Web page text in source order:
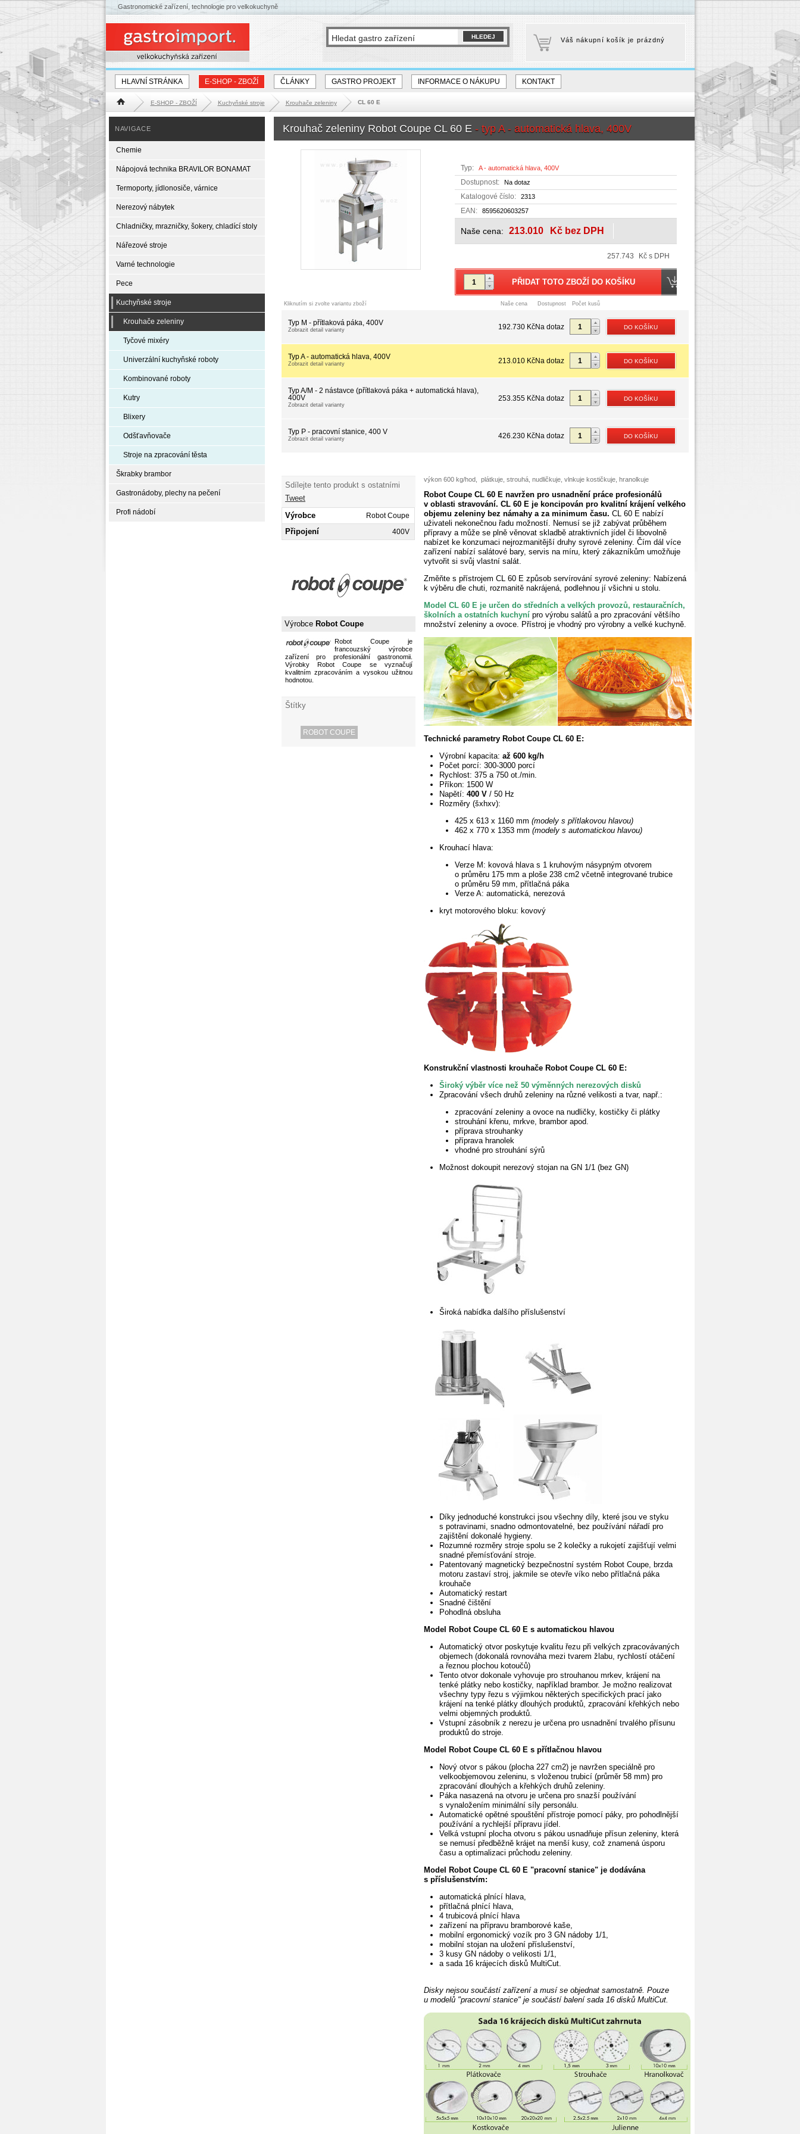
HLAVNÍ STRÁNKA E-SHOP - ZBOŽÍ ČLÁNKY GASTRO PROJEKT INFORMACE O NÁKUPU KONTAKT
Hlavní stránka E-SHOP - ZBOŽÍ Kuchyňské stroje Krouhače zeleniny CL 60 E
Krouhač zeleniny Robot Coupe CL 60 E - typ A - automatická hlava, 400V
Typ: A - automatická hlava, 400V
Dostupnost: Na dotaz
Katalogové číslo: 2313
EAN: 8595620603257
Naše cena: 213.010 Kč bez DPH
257.743 Kč s DPH
Kliknutím si zvolte variantu zboží Naše cena Dostupnost Počet kusů
Typ M - přítlaková páka, 400V
Zobrazit detail varianty 192.730 KčNa dotaz
Typ A - automatická hlava, 400V
Zobrazit detail varianty 213.010 KčNa dotaz
Typ A/M - 2 nástavce (přítlaková páka + automatická hlava),
400V
Zobrazit detail varianty
253.355 KčNa dotaz
Typ P - pracovní stanice, 400 V
Zobrazit detail varianty 426.230 KčNa dotaz
Sdílejte tento produkt s ostatními
Tweet
Výrobce
Robot Coupe
Připojení 400V
Výrobce Robot Coupe
Robot Coupe je
francouzský výrobce
zařízení pro profesionální gastronomii.
Výrobky Robot Coupe se vyznačují
kvalitním zpracováním a vysokou užitnou
hodnotou.
Štítky
ROBOT COUPE
výkon 600 kg/hod, plátkuje, strouhá, nudličkuje, vlnkuje kostičkuje, hranolkuje
Robot Coupe CL 60 E navržen pro usnadnění práce profesionálů
v oblasti stravování. CL 60 E je koncipován pro kvalitní krájenívelkého
objemu zeleniny bez námahy a za minimum času. CL 60 E nabízí
uživateli nekonečnou řadu možností. Nemusí se již zabývat průběhem
přípravy a můžese plně věnovat skladbě atraktivních jídel či libovolně
nabízet ke konzumaci nejrozmanitější druhy syrové zeleniny. Čím dál více
zařízení nabízí salátové bary, servis na míru, který zákazníkům umožňuje
vytvořit si svůj vlastní salát.
Změňte s přístrojem CL 60 E způsob servírovánísyrové zeleniny: Nabízená
k výběru dle chuti, rozmanitě nakrájená, podlehnou jí všichni u stolu.
Model CL 60 E je určen do středních a velkých provozů, restauračních,
školních a ostatníchkuchynípro výrobu salátů a pro zpracování většího
množství zeleniny a ovoce. Přístroj je vhodný pro výrobny a velké kuchyně.
Technické parametry Robot Coupe CL 60 E:
Výrobní kapacita: až 600 kg/h
Počet porcí: 300-3000 porcí
Rychlost: 375 a 750 ot./min.
Příkon: 1500 W
Napětí: 400 V/ 50 Hz
Rozměry (šxhxv):
425 x 613 x 1160 mm (modely s přítlakovou hlavou)
462x 770 x 1353 mm (modely s automatickou hlavou)
Krouhací hlava:
Verze M: kovová hlava s 1 kruhovým násypným otvorem
o průměru 175 mm a ploše 238 cm2 včetně integrované trubice
o průměru 59 mm, přítlačná páka
Verze A: automatická, nerezová
kryt motorového bloku: kovový
Konstrukční vlastnosti krouhače Robot Coupe CL 60 E:
Široký výběr více než 50 výměnnýchnerezových disků
Zpracování všech druhů zeleniny na různé velikosti a tvar, např.:
zpracování zeleniny a ovoce na nudličky, kostičky či plátky
strouhání křenu, mrkve, brambor apod.
přípravastrouhanky
příprava hranolek
vhodné pro strouhání sýrů
Možnost dokoupit nerezový stojan na GN 1/1 (bez GN)
Široká nabídka dalšího příslušenství
Díky jednoduché konstrukci jsou všechny díly, které jsou ve styku
s potravinami, snadno odmontovatelné, bez používání nářadí pro
zajištění dokonalé hygieny.
Rozumnérozměry stroje spolu se 2 kolečky a rukojetí zajišťují velmi
snadné přemísťování stroje.
Patentovaný magnetickýbezpečnostní systém Robot Coupe, brzda
motoru zastaví stroj, jakmile se otevře víko nebo přítlačná páka
krouhače
Automatický restart
Snadné čištění
Pohodlná obsluha
Model Robot Coupe CL 60 E s automatickou hlavou
Automatickýotvor poskytuje kvalitu řezu při velkých zpracovávaných
objemech (dokonalá rovnováha mezi tvarem žlabu, rychlostí otáčení
a řeznou plochou kotoučů)
Tentootvor dokonale vyhovuje pro strouhanou mrkev, krájení na
tenké plátky nebo kostičky, například brambor. Je možno realizovat
všechny typy řezu s výjimkou některých specifických prací jako
krájení na tenké plátky dlouhých produktů, zpracování křehkých nebo
velmi objemných produktů.
Vstupní zásobník z nerezu je určena pro usnadnění trvalého přísunu
produktů do stroje.
Model Robot Coupe CL 60 E s přítlačnou hlavou
Novýotvor s pákou (plocha 227 cm2) je navržen speciálně pro
velkoobjemovou zeleninu, s vloženou trubicí (průměr 58 mm) pro
zpracování dlouhých a křehkých druhů zeleniny.
Páka nasazená na otvoru je určena pro snazší používání
s vynaložením minimální síly personálu.
Automatické opětnéspouštění přístroje pomocí páky, pro pohodlnější
používání a rychlejší přípravu jídel.
Velká vstupní plocha otvoru s pákou usnadňuje přísun zeleniny, která
se nemusí předběžněkrájet na menší kusy, což znamená úsporu
času a optimalizaci průchodu zeleniny.
Model
Robot Coupe CL 60 E "pracovní stanice" je dodávána
s příslušenstvím:
automatická plnícíhlava,
přítlačná plnící hlava,
4 trubicová plnící hlava
zařízenína přípravu bramborové kaše,
mobilní ergonomický vozík pro 3 GN nádoby 1/1,
mobilní stojan na uložení příslušenství,
3 kusy GN nádoby o velikosti 1/1,
a sada16 krájecích disků MultiCut.
Disky nejsou součástízařízení a musí se objednat samostatně. Pouze
u modelů "pracovní stanice" je součástí balení sada 16 disků MultiCut.
NAVIGACE
Chemie
Nápojová technika BRAVILOR BONAMAT
Termoporty, jídlonosiče, várnice
Nerezový nábytek
Chladničky, mrazničky, šokery, chladící stoly
Nářezové stroje
Varné technologie
Pece
Kuchyňské stroje
Krouhače zeleniny
Tyčové mixéry
Univerzální kuchyňské roboty
Kombinované roboty
Kutry
Blixery
Odšťavňovače
Stroje na zpracování těsta
Škrabky brambor
Gastronádoby, plechy na pečení
Profi nádobí
Gastronomické zařízení, technologie pro velkokuchyně
Váš nákupní košík je prázdný